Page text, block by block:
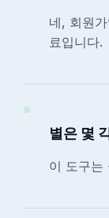
네, 회원
료입니다.
별은 몇
이 도구는